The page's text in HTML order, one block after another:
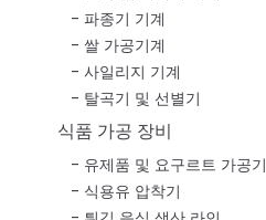
파종기 기계
쌀 가공기계
사일리지 기계
탈곡기 및 선별기
식품 가공 장비
유제품 및 요구르트 가공기
식용유 압착기